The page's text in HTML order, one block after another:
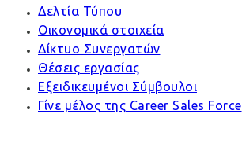
Δελτία Τύπου
Οικονομικά στοιχεία
Δίκτυο Συνεργατών
Θέσεις εργασίας
Εξειδικευμένοι Σύμβουλοι
Γίνε μέλος της Career Sales Force